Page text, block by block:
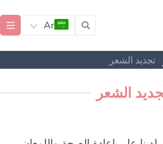
Ar
/ تجديد الشعر
الشعر